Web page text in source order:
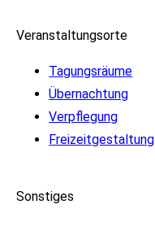
Veranstaltungsorte
Tagungsräume
Übernachtung
Verpflegung
Freizeitgestaltung
Sonstiges